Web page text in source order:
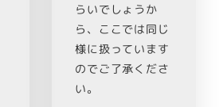
らいでしょうか
ら、ここでは同じ
様に扱っています
のでご了承くださ
い。